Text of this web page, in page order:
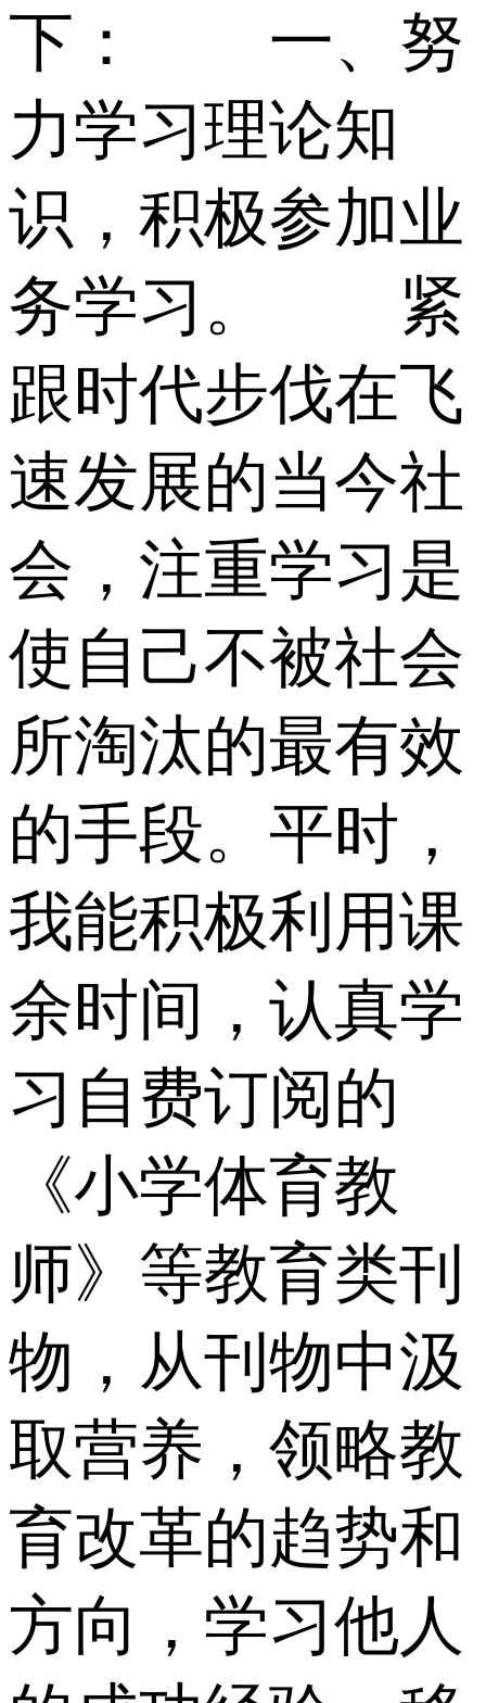
下： 一、努
力学习理论知
识，积极参加业
务学习。 紧
跟时代步伐在飞
速发展的当今社
会，注重学习是
使自己不被社会
所淘汰的最有效
的手段。平时，
我能积极利用课
余时间，认真学
习自费订阅的
《小学体育教
师》等教育类刊
物，从刊物中汲
取营养，领略教
育改革的趋势和
方向，学习他人